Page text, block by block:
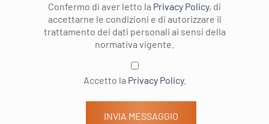
Confermo di aver letto la Privacy Policy, di
accettarne le condizioni e di autorizzare il
trattamento dei dati personali ai sensi della
normativa vigente.
Accetto la Privacy Policy.